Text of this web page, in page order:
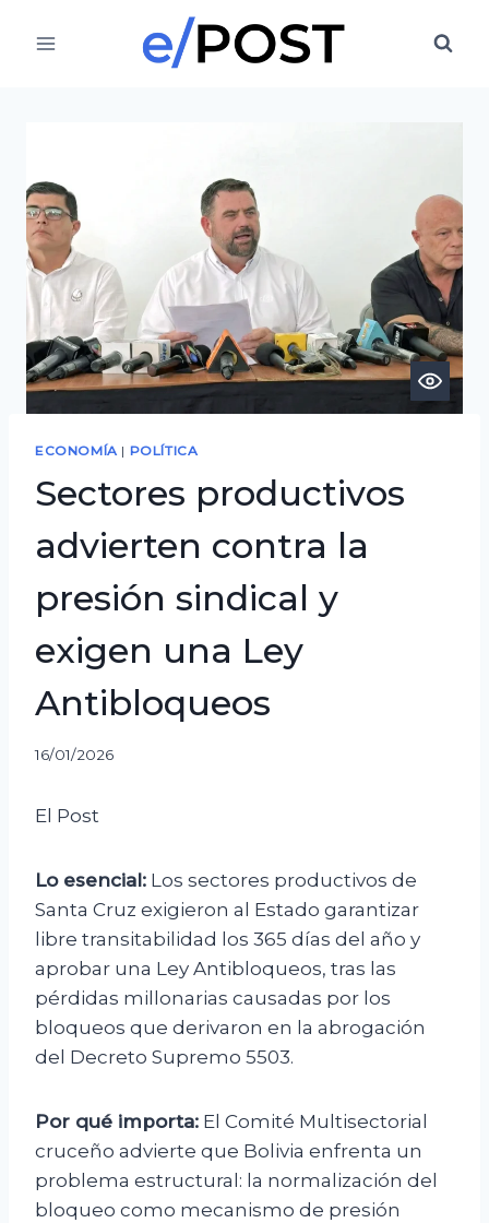
ECONOMÍA | POLÍTICA
Sectores productivos
advierten contra la
presión sindical y
exigen una Ley
Antibloqueos
16/01/2026
El Post
Lo esencial: Los sectores productivos de
Santa Cruz exigieron al Estado garantizar
libre transitabilidad los 365 días del año y
aprobar una Ley Antibloqueos, tras las
pérdidas millonarias causadas por los
bloqueos que derivaron en la abrogación
del Decreto Supremo 5503.
Por qué importa: El Comité Multisectorial
cruceño advierte que Bolivia enfrenta un
problema estructural: la normalización del
bloqueo como mecanismo de presión